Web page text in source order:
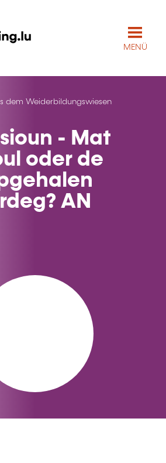
MENÜ
dem Weiderbildungswiesen
- Mat
oder de
AN